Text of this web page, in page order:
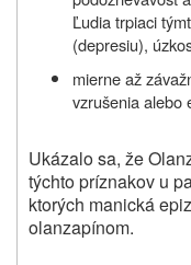
Ľudia trpiaci
(depresiu),
mierne až
vzrušenia alebo
Ukázalo sa, že
týchto príznakov u
ktorých manická
olanzapínom.